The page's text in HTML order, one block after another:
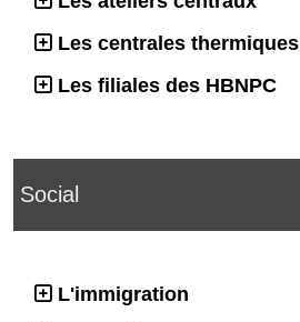
Les centrales thermiques
Les filiales des HBNPC
Social
L'immigration